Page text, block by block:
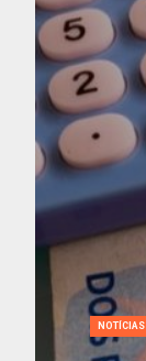
NOTÍCIAS